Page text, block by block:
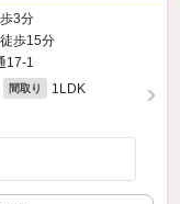
3分
歩15分
17-1
間取り 1LDK